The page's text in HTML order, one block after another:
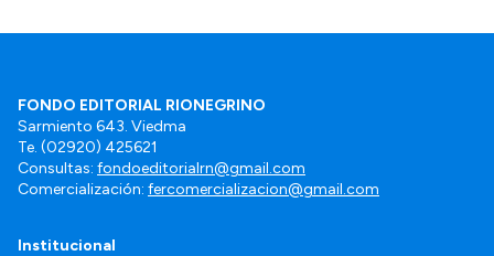
FONDO EDITORIAL RIONEGRINO
Sarmiento 643. Viedma
Te. (02920) 425621
Consultas: fondoeditorialrn@gmail.com
Comercialización: fercomercializacion@gmail.com
Institucional